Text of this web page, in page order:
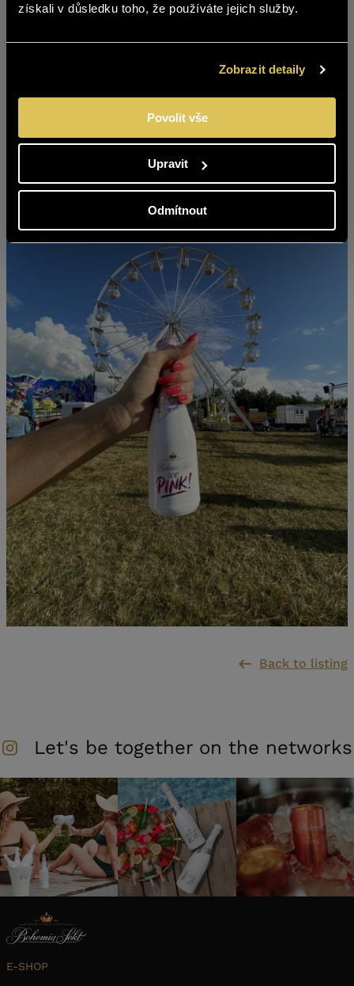
získali v důsledku toho, že používáte jejich služby.
Zobrazit detaily
Povolit vše
Upravit
Odmítnout
Back to listing
Let's be together on the networks
E-SHOP
NO